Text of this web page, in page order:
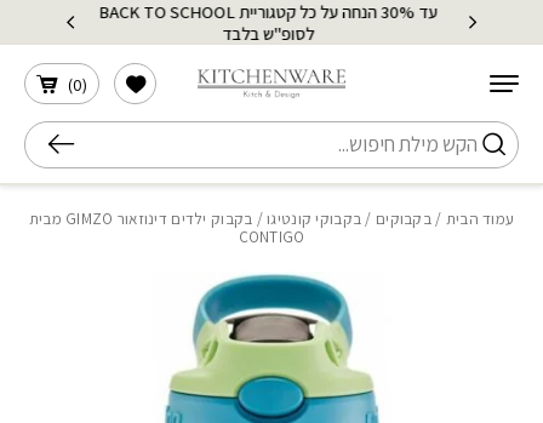
Skip to Content
עד 30% הנחה על כל קטגוריית BACK TO SCHOOL
לסופ"ש בלבד
חיפוש
(
0
)
הרשימה שלי
עמוד הבית /בקבוקים / בקבוקי קונטיגו
/ בקבוק ילדים דינוזאור GIMZO מבית
CONTIGO
בחזרה למעלה